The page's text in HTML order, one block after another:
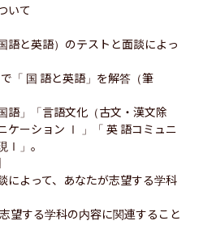
いて
語と英語）のテストと面談によっ
「 国 語と英語」を解答（筆
語」「言語文化（古文・漢文除
ケーション Ⅰ 」「 英 語コミュニ
Ⅰ」。
によって、あなたが志望する学科
望する学科の内容に関連すること